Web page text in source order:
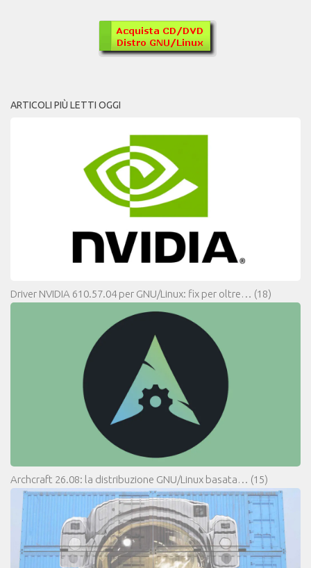
ARTICOLI PIÙ LETTI OGGI
Driver NVIDIA 610.57.04 per GNU/Linux: fix per oltre… (18)
Archcraft 26.08: la distribuzione GNU/Linux basata… (15)